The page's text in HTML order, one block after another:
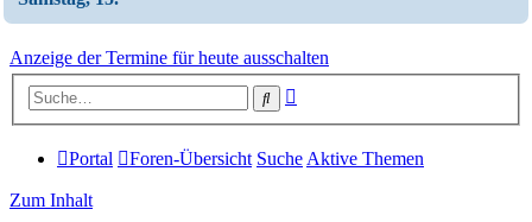
Anzeige der Termine für heute ausschalten
Suche
Portal Foren-Übersicht Suche Aktive Themen
Zum Inhalt